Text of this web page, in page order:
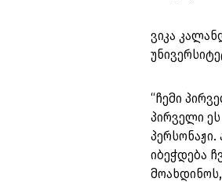
ვიკა
“ჩემი
პირველი
იბეჭდება